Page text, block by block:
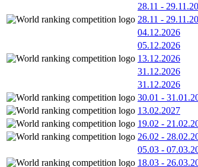
28.11 -
28.11 -
04.12.2026
05.12.2026
13.12.2026
31.12.2026
31.12.2026
30.01 -
13.02.2027
19.02 -
26.02 -
05.03 -
18.03 -